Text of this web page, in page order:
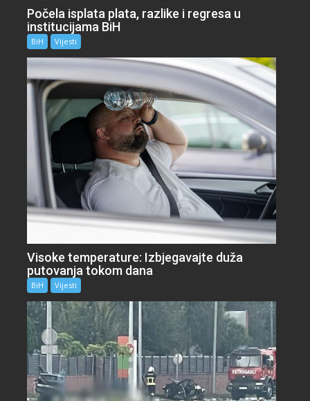
Počela isplata plata, razlike i regresa u
institucijama BiH
BiH Vijesti
Visoke temperature: Izbjegavajte duža
putovanja tokom dana
BiH Vijesti